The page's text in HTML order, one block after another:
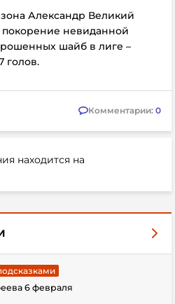
Александр Великий
покорение невиданной
шайб в лиге –
голов.
Комментарии: 0
находится на
6 февраля